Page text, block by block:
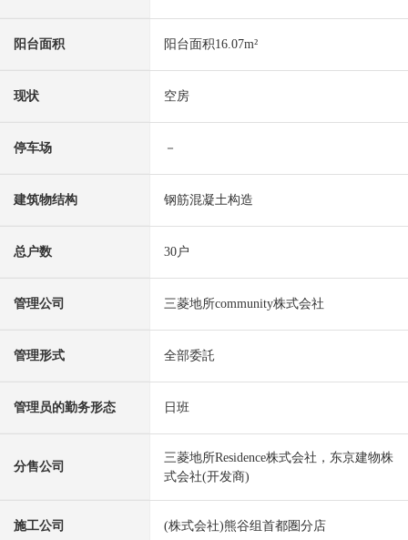
阳台面积 阳台面积16.07m²
现状 空房
停车场 －
建筑物结构 钢筋混凝土构造
总户数 30户
管理公司 三菱地所community株式会社
管理形式 全部委託
管理员的勤务形态 日班
分售公司
三菱地所Residence株式会社，东京建物株
式会社(开发商)
施工公司 (株式会社)熊谷组首都圏分店